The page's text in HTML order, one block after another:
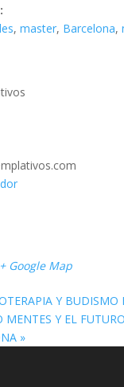
, master, Barcelona,
+ Google Map
Y BUDISMO
MENTES Y EL
»